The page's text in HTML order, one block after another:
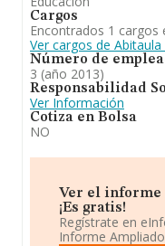
Cargos
Encontrados 1 cargos
Ver cargos de Abitaula
Número de
3 (año 2013)
Responsabilidad
Ver Información
Cotiza en Bolsa
NO
Ver el informe
¡Es gratis!
Regístrate en
Informe